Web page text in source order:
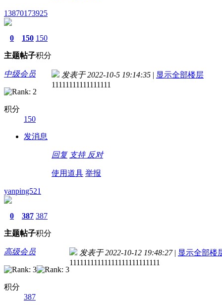
13870173925
0
主题
150
帖子
150
积分
中级会员
积分
150
发消息
发表于 2022-10-5 19:14:35 | 显示全部楼层
11111111111111111
回复 支持 反对
使用道具 举报
yanping521
0
主题
387
帖子
387
积分
高级会员
积分
387
发表于 2022-10-12 19:48:27 | 显示全部楼
11111111111111111111111111